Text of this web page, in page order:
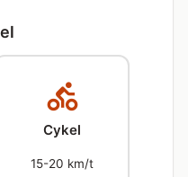
Cykel
15-20 km/t